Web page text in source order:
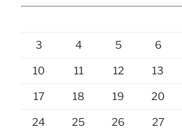
3 4 5 6
10 11 12 13
17 18 19 20
24 25 26 27